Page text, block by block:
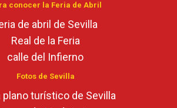
conocer la Feria de Abril
de abril de Sevilla
Real de la Feria
calle del Infierno
Fotos de Sevilla
plano turístico de Sevilla